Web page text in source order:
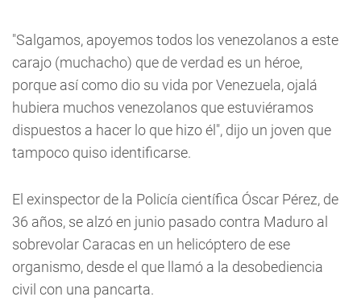
"Salgamos, apoyemos todos los venezolanos a este
carajo (muchacho) que de verdad es un héroe,
porque así como dio su vida por Venezuela, ojalá
hubiera muchos venezolanos que estuviéramos
dispuestos a hacer lo que hizo él", dijo un joven que
tampoco quiso identificarse.
El exinspector de la Policía científica Óscar Pérez, de
36 años, se alzó en junio pasado contra Maduro al
sobrevolar Caracas en un helicóptero de ese
organismo, desde el que llamó a la desobediencia
civil con una pancarta.